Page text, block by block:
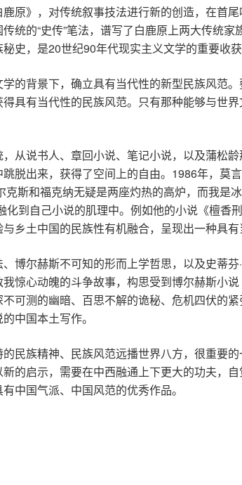
原》，对传统叙事技法进行新的创造，在首
统的“史传”笔法，谱写了白鹿原上两大传统
史，是20世纪90年代现实主义文学的重要收获
的背景下，确立具有当代性的新型民族风范
具有当代性的民族风范。只有那种能够与世
从说书人、章回小说、笔记小说，以及蒲松
脱出来，获得了空间上的自由。1986年，莫
斯和福克纳无疑是两座灼热的高炉，而我是
到自己小说的肌理中。例如他的小说《檀香
乡土中国的民族性有机融合，呈现出一种具有
博尔赫斯不可知的形而上学哲思，以及史蒂
惊心动魄的斗争故事，构思受到博尔赫斯小
测的幽暗、百思不解的诡秘、危机四伏的
中国本土写作。
民族精神、民族风范远播世界八方，很重要
的启示，需要在中西融通上下更大的功夫，
中国气派、中国风范的优秀作品。